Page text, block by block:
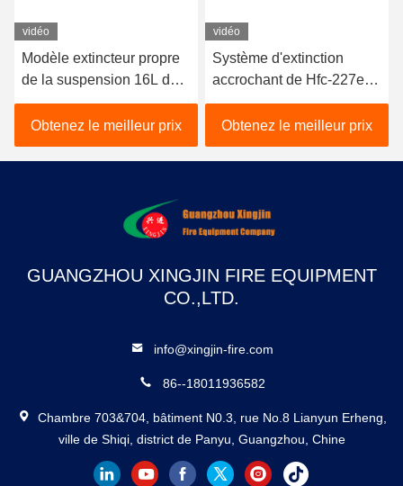
vidéo
Modèle extincteur propre
de la suspension 16L de
système de salle HFC
227ea
Obtenez le meilleur prix
vidéo
Système d'extinction
accrochant de Hfc-227ea
avec le déclencheur
électrique
Obtenez le meilleur prix
GUANGZHOU XINGJIN FIRE EQUIPMENT
CO.,LTD.
info@xingjin-fire.com
86--18011936582
Chambre 703&704, bâtiment N0.3, rue No.8 Lianyun Erheng,
ville de Shiqi, district de Panyu, Guangzhou, Chine